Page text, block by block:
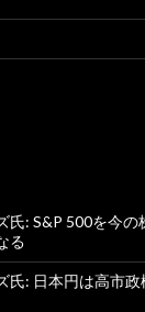
氏: S&P 500を今
る
氏: 日本円は高市